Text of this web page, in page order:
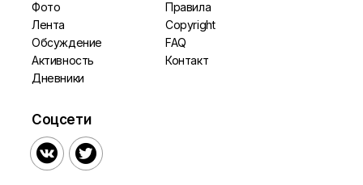
Фото
Лента
Обсуждение
Активность
Дневники
Правила
Copyright
FAQ
Контакт
Соцсети
 